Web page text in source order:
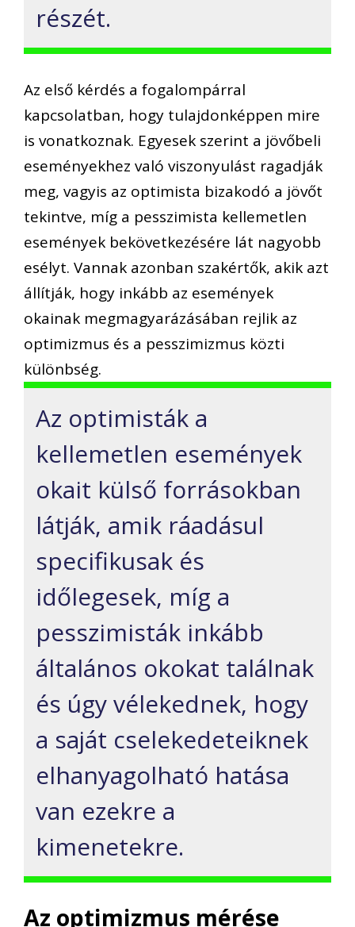
részét.
Az első kérdés a fogalompárral
kapcsolatban, hogy tulajdonképpen mire
is vonatkoznak. Egyesek szerint a jövőbeli
eseményekhez való viszonyulást ragadják
meg, vagyis az optimista bizakodó a jövőt
tekintve, míg a pesszimista kellemetlen
események bekövetkezésére lát nagyobb
esélyt. Vannak azonban szakértők, akik azt
állítják, hogy inkább az események
okainak megmagyarázásában rejlik az
optimizmus és a pesszimizmus közti
különbség.
Az optimisták a
kellemetlen események
okait külső forrásokban
látják, amik ráadásul
specifikusak és
időlegesek, míg a
pesszimisták inkább
általános okokat találnak
és úgy vélekednek, hogy
a saját cselekedeteiknek
elhanyagolható hatása
van ezekre a
kimenetekre.
Az optimizmus mérése